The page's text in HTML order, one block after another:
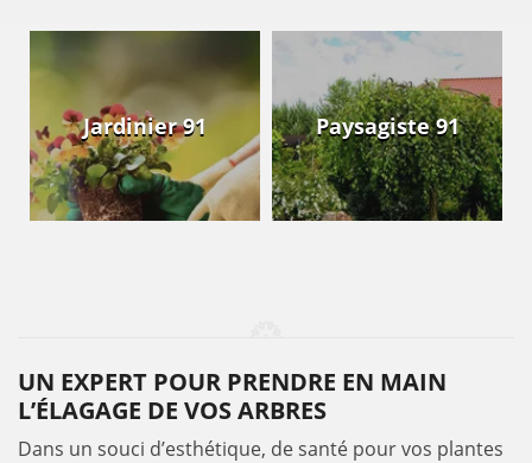
Jardinier 91 Paysagiste 91
UN EXPERT POUR PRENDRE EN MAIN
L’ÉLAGAGE DE VOS ARBRES
Dans un souci d’esthétique, de santé pour vos plantes